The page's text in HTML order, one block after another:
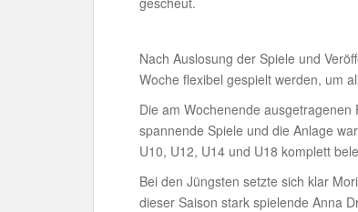
Nach Auslosung der Spiele und
Woche flexibel gespielt werden, um
Die am Wochenende
spannende Spiele und die Anlage
U10, U12, U14 und U18 komplett
Bei den Jüngsten setzte sich klar
dieser Saison stark spielende Anna